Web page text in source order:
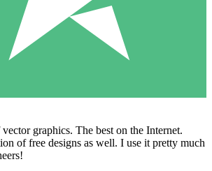
graphics. The best on the Internet.
of free designs as well. I use it pretty much